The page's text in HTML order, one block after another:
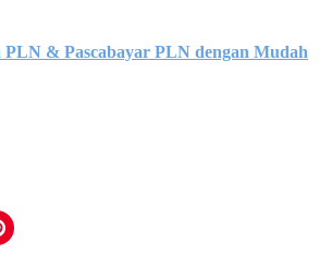
PLN & Pascabayar PLN dengan Mudah